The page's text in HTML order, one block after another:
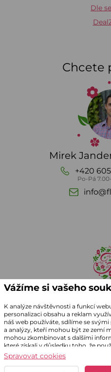
Dle
Chcete
Mirek
+420
Po-Pá
Vážíme si vašeho
K analýze návštěvnosti a funkcí
personalizaci obsahu a reklam
náš web používáte, sdílíme se
a analýzy, kteří mohou být ze zemí
mohou zkombinovat s dalšími
které získali v důsledku toho, že
informace
Spravovat cookies